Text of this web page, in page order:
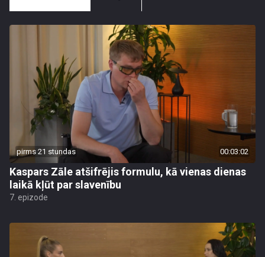
pirms 21 stundas 00:03:02
Kaspars Zāle atšifrējis formulu, kā vienas dienas
laikā kļūt par slavenību
7. epizode